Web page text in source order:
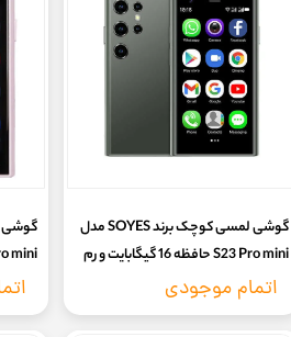
گوشی لمسی کوچک برند SOYES مدل
S23 Pro mini حافظه 16 گیگابایت و رم
اتمام موجودی